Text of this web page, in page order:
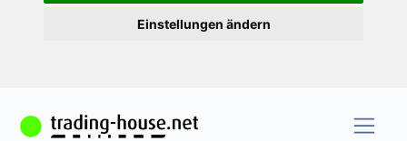
Einstellungen ändern